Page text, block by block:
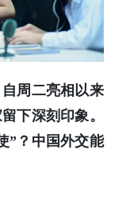
周二亮相以来
下深刻印象。
”？中国外交能